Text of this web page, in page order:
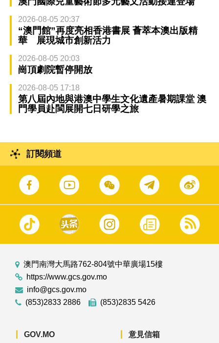
2026-08-05 20:37
“澳門館”再度亮相香港書展 薈萃本澳出版精
華 展現城市創新活力
2026-08-05 20:03
崗頂劇院暫停開放
2026-08-05 17:18
第八屆內地與港澳中學生文化遺產暑期課堂 澳
門學員赴閩展開七日研學之旅
訂閱頻道
澳門南灣大馬路762-804號中華廣場15樓
https://www.gcs.gov.mo
info@gcs.gov.mo
(853)2833 2886
(853)2835 5426
GOV.MO 意見信箱